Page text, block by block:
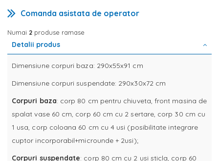
Comanda asistata de operator
Numai 2 produse ramase
Detalii produs
Dimensiune corpuri baza: 290x55x91 cm
Dimensiune corpuri suspendate: 290x30x72 cm
Corpuri baza: corp 80 cm pentru chiuveta, front masina de
spalat vase 60 cm, corp 60 cm cu 2 sertare, corp 30 cm cu
1 usa, corp coloana 60 cm cu 4 usi (posibilitate integrare
cuptor incorporabil+microunde + 2usi);
Corpuri suspendate: corp 80 cm cu 2 usi sticla, corp 60